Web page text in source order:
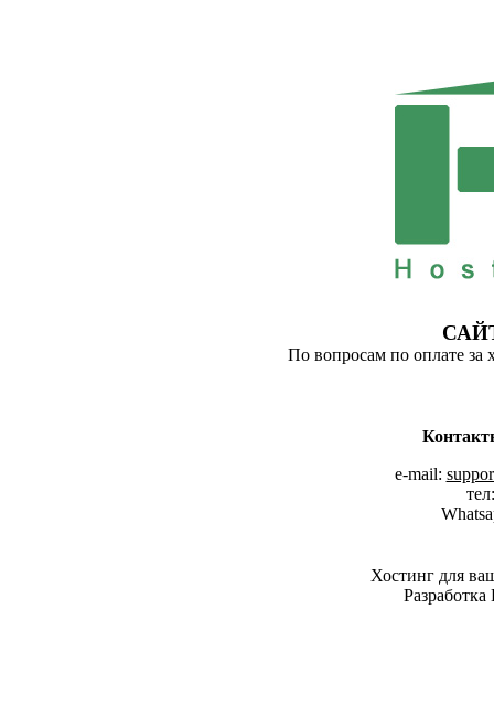
По вопросам по оплате за
e-mail:
Хостинг для